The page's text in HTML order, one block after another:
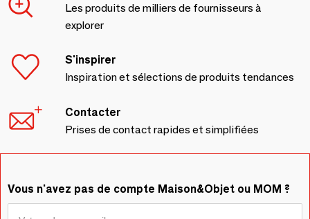
Les produits de milliers de fournisseurs à
explorer
S'inspirer
Inspiration et sélections de produits tendances
Contacter
Prises de contact rapides et simplifiées
Vous n'avez pas de compte Maison&Objet ou MOM ?